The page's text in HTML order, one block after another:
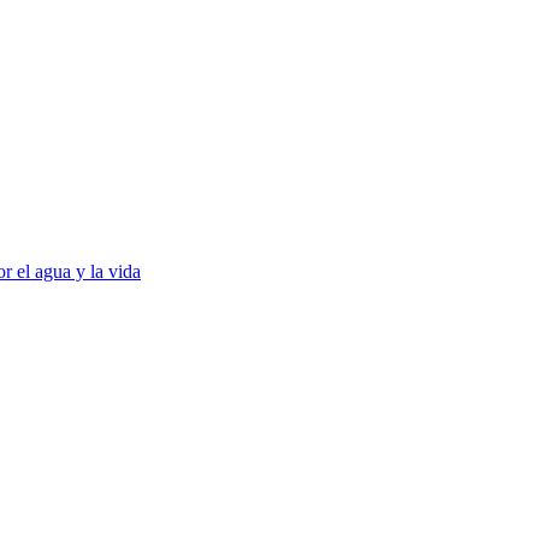
el agua y la vida